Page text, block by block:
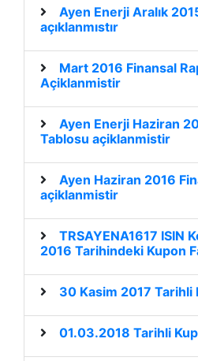
Ayen Enerji Aralık
açıklanmıstır
Mart 2016 Finansal
Açiklanmistir
Ayen Enerji Haziran
Tablosu açiklanmistir
Ayen Haziran 2016
açiklanmistir
TRSAYENA1617 ISIN
2016 Tarihindeki Kupon
30 Kasim 2017 Tarihli
01.03.2018 Tarihli